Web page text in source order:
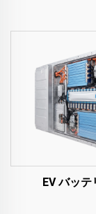
EV バッテ